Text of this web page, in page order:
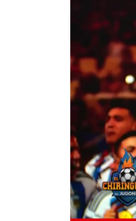
El Chiringuito
Actualizado:19
Publicado:19 de
Y es